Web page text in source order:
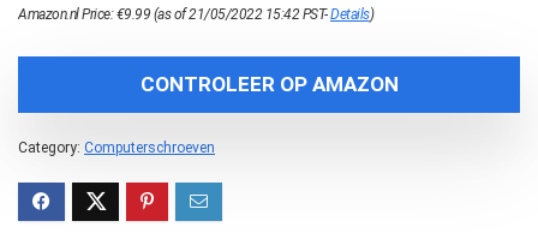
Amazon.nl Price:€9.99 (as of 21/05/2022 15:42 PST-Details)
CONTROLEER OP AMAZON
Category: Computerschroeven